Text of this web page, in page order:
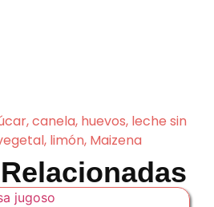
,canela, huevos, leche sin
, limón, Maizena